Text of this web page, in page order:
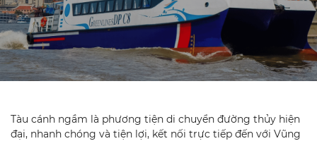
Tàu cánh ngầm là phương tiện di chuyển đường thủy hiện
đại, nhanh chóng và tiện lợi, kết nối trực tiếp đến với Vũng